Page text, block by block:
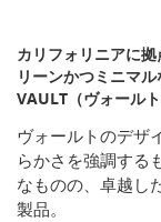
カリフォリニアに拠
リーンかつミニマ
VAULT（ヴォール
ヴォールトのデザ
らかさを強調する
なものの、卓越し
製品。